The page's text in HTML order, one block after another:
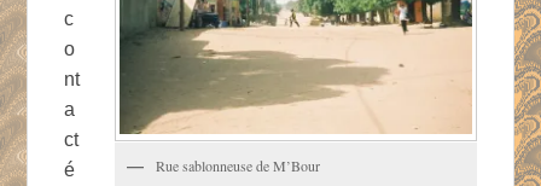
Rue sablonneuse de M’Bour
c
o
nt
a
ct
é